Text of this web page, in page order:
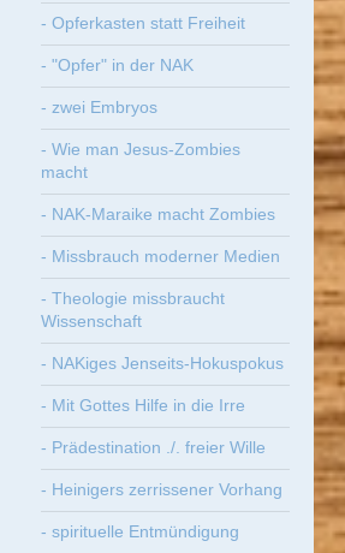
- Opferkasten statt Freiheit
- "Opfer" in der NAK
- zwei Embryos
- Wie man Jesus-Zombies
macht
- NAK-Maraike macht Zombies
- Missbrauch moderner Medien
- Theologie missbraucht
Wissenschaft
- NAKiges Jenseits-Hokuspokus
- Mit Gottes Hilfe in die Irre
- Prädestination ./. freier Wille
- Heinigers zerrissener Vorhang
- spirituelle Entmündigung